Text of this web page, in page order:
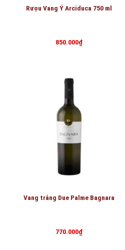
Rượu Vang Ý Arciduca 750 ml
850.000₫
Vang trắng Due Palme Bagnara
770.000₫